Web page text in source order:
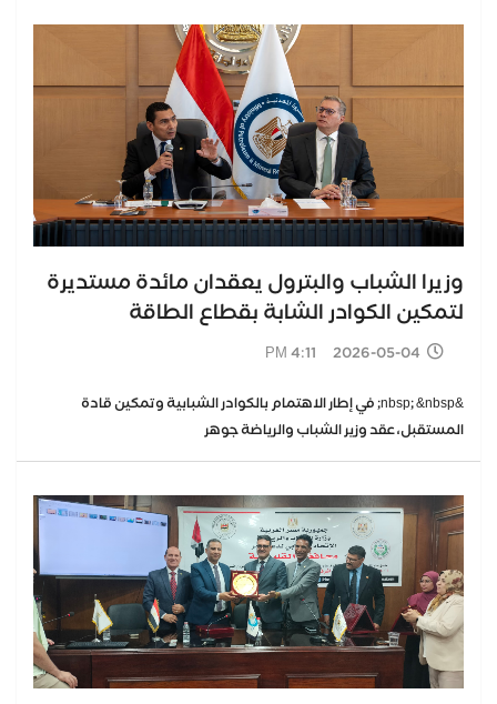
وزيرا الشباب والبترول يعقدان مائدة مستديرة
لتمكين الكوادر الشابة بقطاع الطاقة
2026-05-04 4:11 PM
&nbsp; &nbsp; في إطار الاهتمام بالكوادر الشبابية وتمكين قادة
المستقبل، عقد وزير الشباب والرياضة جوهر